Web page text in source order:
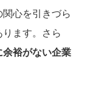
心を引きづら
ます。さら
裕がない企業